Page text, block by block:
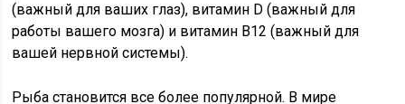
(важный для ваших глаз), витамин D (важный для
работы вашего мозга) и витамин B12 (важный для
вашей нервной системы).
Рыба становится все более популярной. В мире